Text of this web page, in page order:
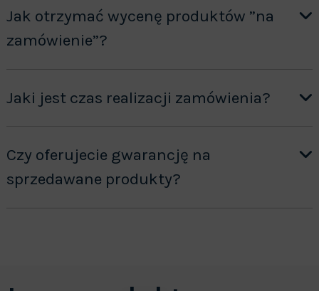
Jak otrzymać wycenę produktów ”na
zamówienie”?
Jaki jest czas realizacji zamówienia?
Czy oferujecie gwarancję na
sprzedawane produkty?